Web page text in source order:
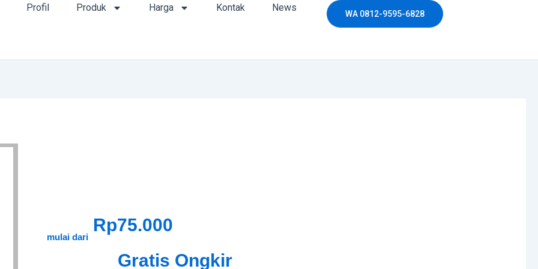
Profil Produk Harga Kontak News
WA 0812-9595-6828
mulai dari
Rp75.000
Gratis Ongkir